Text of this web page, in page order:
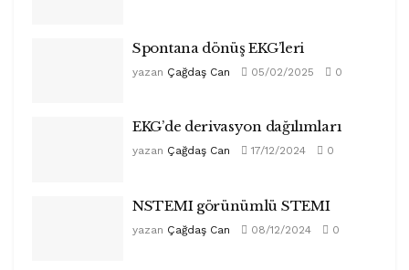
Spontana dönüş EKG’leri
yazan Çağdaş Can 05/02/2025 0
EKG’de derivasyon dağılımları
yazan Çağdaş Can 17/12/2024 0
NSTEMI görünümlü STEMI
yazan Çağdaş Can 08/12/2024 0